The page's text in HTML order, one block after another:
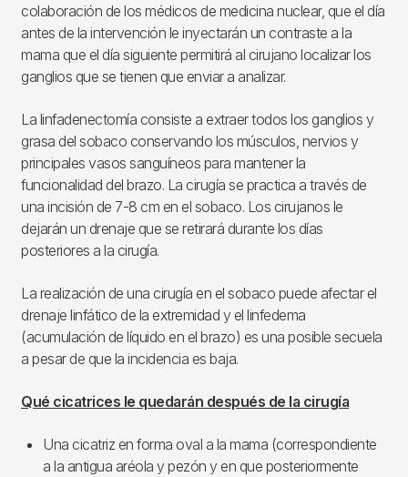
colaboración de los médicos de medicina nuclear, que el día
antes de la intervención le inyectarán un contraste a la
mama que el día siguiente permitirá al cirujano localizar los
ganglios que se tienen que enviar a analizar.
La linfadenectomía consiste a extraer todos los ganglios y
grasa del sobaco conservando los músculos, nervios y
principales vasos sanguíneos para mantener la
funcionalidad del brazo. La cirugía se practica a través de
una incisión de 7-8 cm en el sobaco. Los cirujanos le
dejarán un drenaje que se retirará durante los días
posteriores a la cirugía.
La realización de una cirugía en el sobaco puede afectar el
drenaje linfático de la extremidad y el linfedema
(acumulación de líquido en el brazo) es una posible secuela
a pesar de que la incidencia es baja.
Qué cicatrices le quedarán después de la cirugía
Una cicatriz en forma oval a la mama (correspondiente
a la antigua aréola y pezón y en que posteriormente